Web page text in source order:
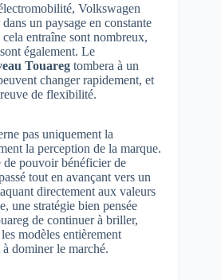
Volkswagen
un paysage en constante
entraîne sont nombreux,
également. Le
Touareg tombera à un
changer rapidement, et
de flexibilité.
pas uniquement la
la perception de la marque.
de pouvoir bénéficier de
tout en avançant vers un
directement aux valeurs
une stratégie bien pensée
de continuer à briller,
modèles entièrement
dominer le marché.